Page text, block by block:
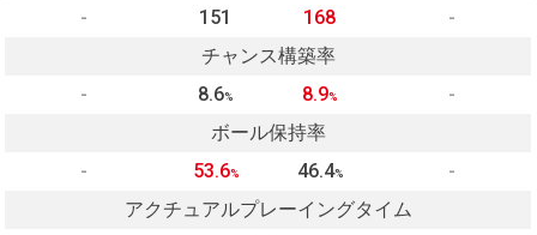
-
151 168
-
チャンス構築率
-
8.6% 8.9%
-
ボール保持率
-
53.6% 46.4%
-
アクチュアルプレーイングタイム